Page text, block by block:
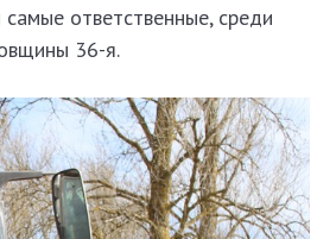
ответственные, среди
36-я.